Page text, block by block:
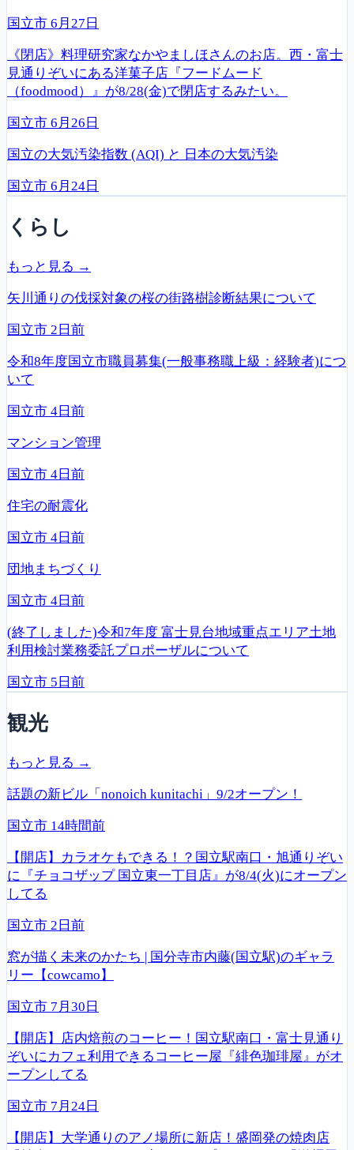
国立市 6月27日
《閉店》料理研究家なかやましほさんのお店。西・富士
見通りぞいにある洋菓子店『フードムード
（foodmood）』が8/28(金)で閉店するみたい。
国立市 6月26日
国立の大気汚染指数 (AQI) と 日本の大気汚染
国立市 6月24日
くらし
もっと見る →
矢川通りの伐採対象の桜の街路樹診断結果について
国立市 2日前
令和8年度国立市職員募集(一般事務職上級：経験者)につ
いて
国立市 4日前
マンション管理
国立市 4日前
住宅の耐震化
国立市 4日前
団地まちづくり
国立市 4日前
(終了しました)令和7年度 富士見台地域重点エリア土地
利用検討業務委託プロポーザルについて
国立市 5日前
観光
もっと見る →
話題の新ビル「nonoich kunitachi」9/2オープン！
国立市 14時間前
【開店】カラオケもできる！？国立駅南口・旭通りぞい
に『チョコザップ 国立東一丁目店』が8/4(火)にオープン
してる
国立市 2日前
窓が描く未来のかたち | 国分寺市内藤(国立駅)のギャラ
リー【cowcamo】
国立市 7月30日
【開店】店内焙煎のコーヒー！国立駅南口・富士見通り
ぞいにカフェ利用できるコーヒー屋『緋色珈琲屋』がオ
ープンしてる
国立市 7月24日
【開店】大学通りのアノ場所に新店！盛岡発の焼肉店